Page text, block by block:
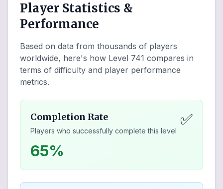
Player Statistics &
Performance
Based on data from thousands of players
worldwide, here's how Level 741 compares in
terms of difficulty and player performance
metrics.
Completion Rate
Players who successfully complete this level
✅
65%